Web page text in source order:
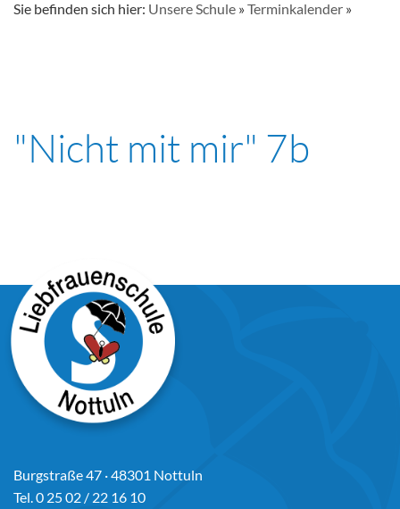
Sie befinden sich hier: Unsere Schule »Terminkalender »
"Nicht mit mir" 7b
Burgstraße 47 · 48301 Nottuln
Tel. 0 25 02 / 22 16 10